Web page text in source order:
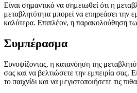
Είναι σημαντικό να σημειωθεί ότι η
μεταβλητότητα μπορεί να επηρεάσει την
καλύτερα. Επιπλέον, η παρακολούθηση
Συμπέρασμα
Συνοψίζοντας, η κατανόηση της
σας και να βελτιώσετε την εμπειρία σας.
το παιχνίδι και να μεγιστοποιήσετε τις